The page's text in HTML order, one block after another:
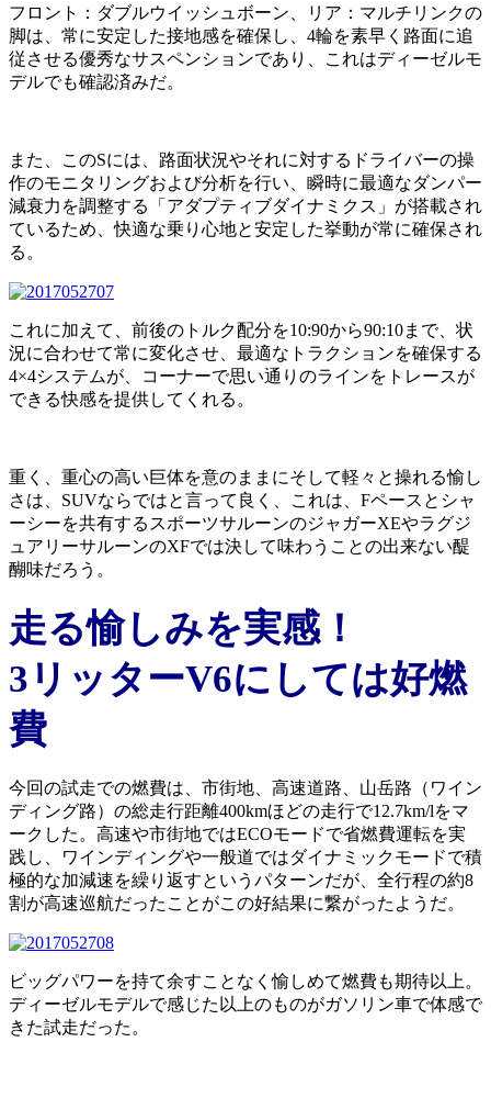
フロント：ダブルウイッシュボーン、リア：マルチリンクの
脚は、常に安定した接地感を確保し、4輪を素早く路面に追
従させる優秀なサスペンションであり、これはディーゼルモ
デルでも確認済みだ。
また、このSには、路面状況やそれに対するドライバーの操
作のモニタリングおよび分析を行い、瞬時に最適なダンパー
減衰力を調整する「アダプティブダイナミクス」が搭載され
ているため、快適な乗り心地と安定した挙動が常に確保され
る。
これに加えて、前後のトルク配分を10:90から90:10まで、状
況に合わせて常に変化させ、最適なトラクションを確保する
4×4システムが、コーナーで思い通りのラインをトレースが
できる快感を提供してくれる。
重く、重心の高い巨体を意のままにそして軽々と操れる愉し
さは、SUVならではと言って良く、これは、Fペースとシャ
ーシーを共有するスポーツサルーンのジャガーXEやラグジ
ュアリーサルーンのXFでは決して味わうことの出来ない醍
醐味だろう。
走る愉しみを実感！
3リッターV6にしては好燃
費
今回の試走での燃費は、市街地、高速道路、山岳路（ワイン
ディング路）の総走行距離400kmほどの走行で12.7km/lをマ
ークした。高速や市街地ではECOモードで省燃費運転を実
践し、ワインディングや一般道ではダイナミックモードで積
極的な加減速を繰り返すというパターンだが、全行程の約8
割が高速巡航だったことがこの好結果に繋がったようだ。
ビッグパワーを持て余すことなく愉しめて燃費も期待以上。
ディーゼルモデルで感じた以上のものがガソリン車で体感で
きた試走だった。